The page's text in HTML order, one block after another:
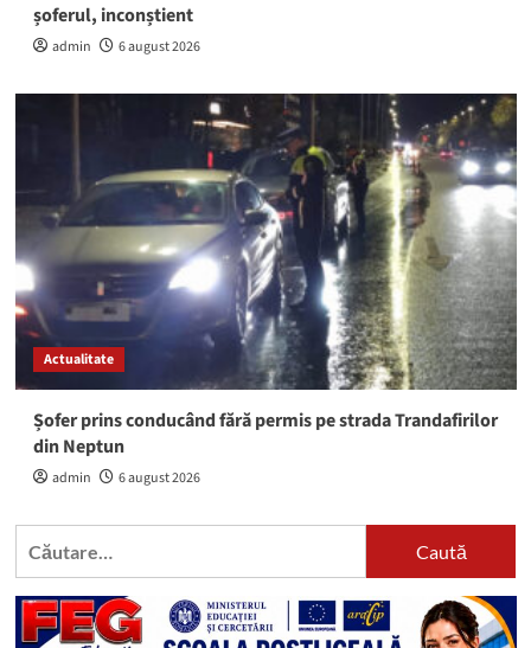
șoferul, inconștient
admin 6 august 2026
Actualitate
Șofer prins conducând fără permis pe strada Trandafirilor
din Neptun
admin 6 august 2026
Caută